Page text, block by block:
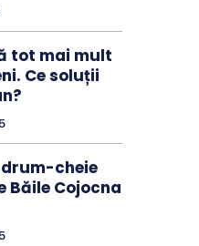
tot mai mult
Ce soluții
cheie
Băile Cojocna